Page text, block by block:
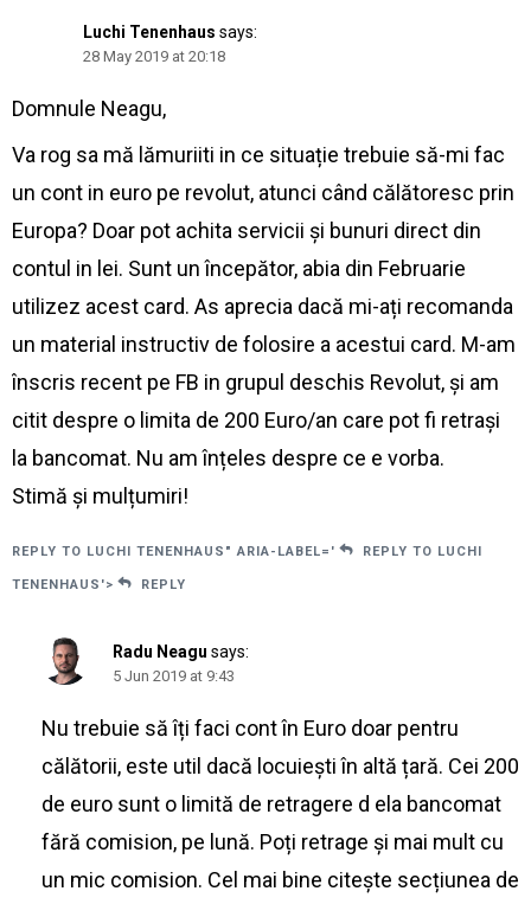
Luchi Tenenhaus says:
28 May 2019 at 20:18
Domnule Neagu,
Va rog sa mă lămuriiti in ce situație trebuie să-mi fac
un cont in euro pe revolut, atunci când călătoresc prin
Europa? Doar pot achita servicii și bunuri direct din
contul in lei. Sunt un începător, abia din Februarie
utilizez acest card. As aprecia dacă mi-ați recomanda
un material instructiv de folosire a acestui card. M-am
înscris recent pe FB in grupul deschis Revolut, și am
citit despre o limita de 200 Euro/an care pot fi retrași
la bancomat. Nu am înțeles despre ce e vorba.
Stimă și mulțumiri!
REPLY TO LUCHI TENENHAUS" ARIA-LABEL=' REPLY TO LUCHI
TENENHAUS'> REPLY
Radu Neagu says:
5 Jun 2019 at 9:43
Nu trebuie să îți faci cont în Euro doar pentru
călătorii, este util dacă locuiești în altă țară. Cei 200
de euro sunt o limită de retragere d ela bancomat
fără comision, pe lună. Poți retrage și mai mult cu
un mic comision. Cel mai bine citește secțiunea de